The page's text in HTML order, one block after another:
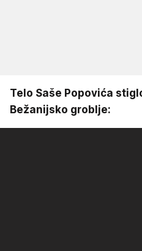
Telo Saše Popovića
Bežanijsko groblje: